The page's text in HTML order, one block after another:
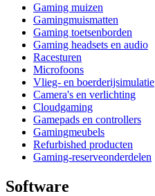
Gaming muizen
Gamingmuismatten
Gaming toetsenborden
Gaming headsets en audio
Racesturen
Microfoons
Vlieg- en boerderijsimulatie
Camera's en verlichting
Cloudgaming
Gamepads en controllers
Gamingmeubels
Refurbished producten
Gaming-reserveonderdelen
Software